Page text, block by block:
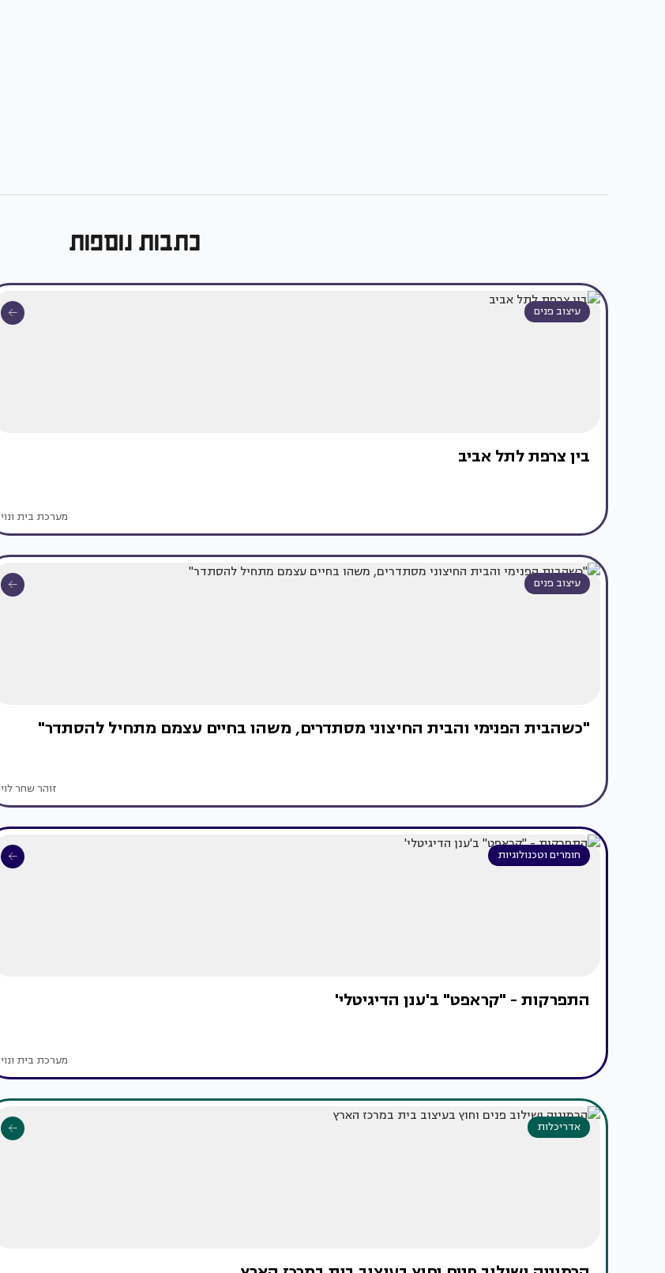
כתבות נוספות
עיצוב פנים
בין צרפת לתל אביב
מערכת בית ונוי
עיצוב פנים
"כשהבית הפנימי והבית החיצוני מסתדרים, משהו בחיים עצמם מתחיל להסתדר"
זוהר שחר לוי
חומרים וטכנולוגיות
התפרקות - "קראפט" ב'ענן הדיגיטלי'
מערכת בית ונוי
אדריכלות